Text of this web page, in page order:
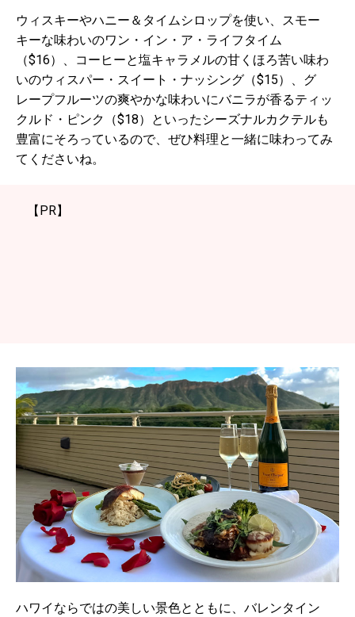
ウィスキーやハニー＆タイムシロップを使い、スモー
キーな味わいのワン・イン・ア・ライフタイム
（$16）、コーヒーと塩キャラメルの甘くほろ苦い味わ
いのウィスパー・スイート・ナッシング（$15）、グ
レープフルーツの爽やかな味わいにバニラが香るティッ
クルド・ピンク（$18）といったシーズナルカクテルも
豊富にそろっているので、ぜひ料理と一緒に味わってみ
てくださいね。
【PR】
ハワイならではの美しい景色とともに、バレンタイン